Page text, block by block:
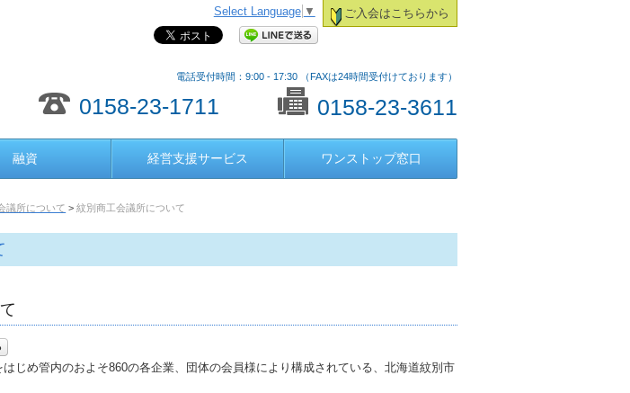
ご入会はこちらから
Select Language ▼
電話受付時間：9:00 - 17:30 （FAXは24時間受付けております）
0158-23-1711 0158-23-3611
融資 経営支援サービス ワンストップ窓口
議所について >紋別商工会議所について
じめ管内のおよそ860の各企業、団体の会員様により構成されている、北海道紋別市